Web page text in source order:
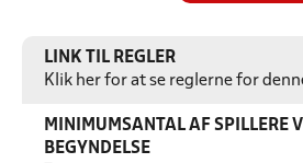
LINK TIL REGLER
Klik her for at se reglerne for
MINIMUMSANTAL AF SPILLERE
BEGYNDELSE